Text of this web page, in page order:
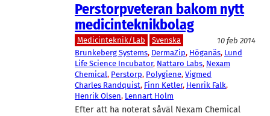
Perstorpveteran bakom nytt
medicinteknikbolag
Medicinteknik/Lab Svenska
10 feb 2014
Brunkeberg Systems, DermaZip, Höganäs, Lund
Life Science Incubator, Nattaro Labs, Nexam
Chemical, Perstorp, Polygiene, Vigmed
Charles Randquist, Finn Ketler, Henrik Falk
Henrik Olsen, Lennart Holm
Efter att ha noterat såväl Nexam Chemical